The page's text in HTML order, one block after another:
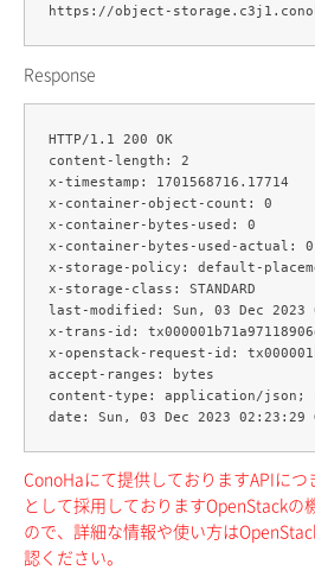
https://object-
Response
HTTP/1.1 200 OK
content-length: 2
x-timestamp: 1701568716.17714
x-container-object-count: 0
x-container-bytes-used: 0
x-container-bytes-used-actual: 0
x-storage-policy: default-
x-storage-class: STANDARD
last-modified: Sun, 03 Dec 2023
x-trans-id:
x-openstack-request-id:
accept-ranges: bytes
content-type: application/json;
ConoHaにて提供しておりますAPIに
として採用しておりますOpenStackの
ので、詳細な情報や使い方は
認ください。